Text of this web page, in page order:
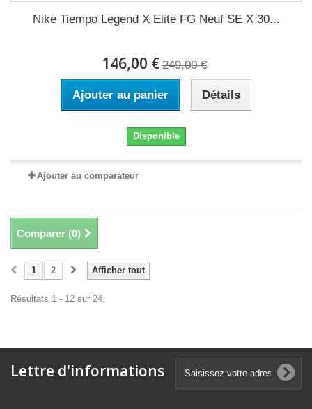
Nike Tiempo Legend X Elite FG Neuf SE X 30...
146,00 € 249,00 €
Ajouter au panier Détails
Disponible
Ajouter au comparateur
Comparer (0)
Afficher tout
1 2
Résultats 1 - 12 sur 24.
Lettre d'informations